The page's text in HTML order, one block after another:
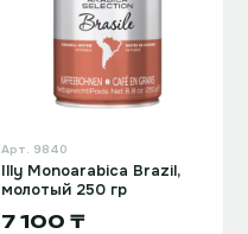
Арт. 9840
Illy Monoarabica Brazil,
молотый 250 гр
7 100 ₸